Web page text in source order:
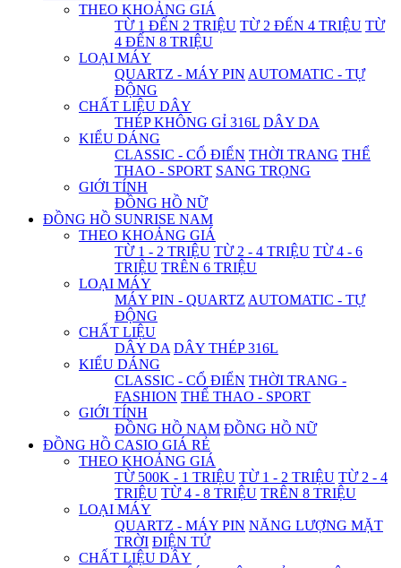
THEO KHOẢNG GIÁ
TỪ 1 ĐẾN 2 TRIỆU TỪ 2 ĐẾN 4 TRIỆU TỪ
4 ĐẾN 8 TRIỆU
LOẠI MÁY
QUARTZ - MÁY PIN AUTOMATIC - TỰ
ĐỘNG
CHẤT LIỆU DÂY
THÉP KHÔNG GỈ 316L DÂY DA
KIỂU DÁNG
CLASSIC - CỔ ĐIỂN THỜI TRANG THỂ
THAO - SPORT SANG TRỌNG
GIỚI TÍNH
ĐỒNG HỒ NỮ
ĐỒNG HỒ SUNRISE NAM
THEO KHOẢNG GIÁ
TỪ 1 - 2 TRIỆU TỪ 2 - 4 TRIỆU TỪ 4 - 6
TRIỆU TRÊN 6 TRIỆU
LOẠI MÁY
MÁY PIN - QUARTZ AUTOMATIC - TỰ
ĐỘNG
CHẤT LIỆU
DÂY DA DÂY THÉP 316L
KIỂU DÁNG
CLASSIC - CỔ ĐIỂN THỜI TRANG -
FASHION THỂ THAO - SPORT
GIỚI TÍNH
ĐỒNG HỒ NAM ĐỒNG HỒ NỮ
ĐỒNG HỒ CASIO GIÁ RẺ
THEO KHOẢNG GIÁ
TỪ 500K - 1 TRIỆU TỪ 1 - 2 TRIỆU TỪ 2 - 4
TRIỆU TỪ 4 - 8 TRIỆU TRÊN 8 TRIỆU
LOẠI MÁY
QUARTZ - MÁY PIN NĂNG LƯỢNG MẶT
TRỜI ĐIỆN TỬ
CHẤT LIỆU DÂY